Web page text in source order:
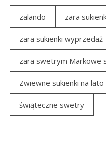
zalando zara
zara sukienki wyprzedaż
zara swetrym Markowe
Zwiewne sukienki na
świąteczne swetry